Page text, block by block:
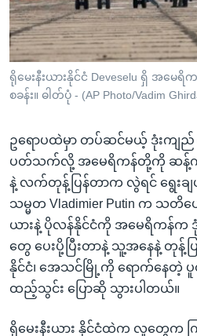
စာမျက်နှာ
သို့
ကျော်
ကြည့်
ရန်
ရန်
နေရာ
သို့
ကျော်
ရန်
ဗွီအိုအေ လူမှုကွန်ယက်များ
ရိုမေးနီးယားနိုင်ငံ Deveselu ရှိ အမ
စခန်း။ ဓါတ်ပုံ - (AP Photo/Vadim
ဥရောပထဲမှာ တပ်ဆင်မယ့် ဒုံးကျည်
ပတ်သက်လို့ အမေရိကန်တို့ကို ဆန့်ကျ
နဲ့ လက်တုန့်ပြန်တာက လွဲရင် ရွေးခ
သမ္မတ Vladimier Putin က သတိပ
ယားနဲ့ ပိုလန်နိုင်ငံကို အမေရိကန်က
တွေ ပေးပို့ပြီးတာနဲ့ သူ့အနေနဲ့ တုန့်ပ
နိုင်ငံ၊ အေသင်မြို့ကို ရောက်နေတဲ့
ထည့်သွင်း ပြောဆို သွားပါတယ်။
ရိုမေးနီးယား နိုင်ငံထဲက လူတွေက က